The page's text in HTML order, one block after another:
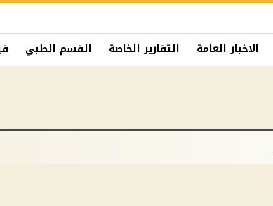
الاخبار العامة التقارير الخاصة القسم الطبي